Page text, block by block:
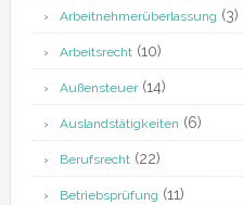
Arbeitnehmerüberlassung (3)
Arbeitsrecht(10)
Außensteuer(14)
Auslandstätigkeiten (6)
Berufsrecht(22)
Betriebsprüfung (11)